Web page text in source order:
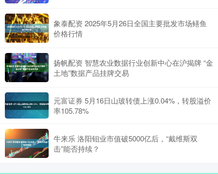
象泰配资 2025年5月26日全国主要批发市场鳝鱼
价格行情
扬帆配资 智慧农业数据行业创新中心在沪揭牌 “金
土地”数据产品挂牌交易
元富证券 5月16日山玻转债上涨0.04%，转股溢价
率105.78%
牛来乐 洛阳钼业市值破5000亿后，“戴维斯双
击”能否持续？